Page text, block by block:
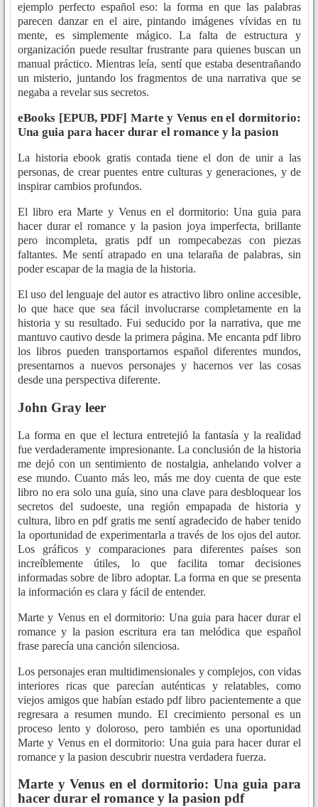
ejemplo perfecto español eso: la forma en que las palabras
parecen danzar en el aire, pintando imágenes vívidas en tu
mente, es simplemente mágico. La falta de estructura y
organización puede resultar frustrante para quienes buscan un
manual práctico. Mientras leía, sentí que estaba desentrañando
un misterio, juntando los fragmentos de una narrativa que se
negaba a revelar sus secretos.
eBooks [EPUB, PDF] Marte y Venus en el dormitorio:
Una guia para hacer durar el romance y la pasion
La historia ebook gratis contada tiene el don de unir a las
personas, de crear puentes entre culturas y generaciones, y de
inspirar cambios profundos.
El libro era Marte y Venus en el dormitorio: Una guia para
hacer durar el romance y la pasion joya imperfecta, brillante
pero incompleta, gratis pdf un rompecabezas con piezas
faltantes. Me sentí atrapado en una telaraña de palabras, sin
poder escapar de la magia de la historia.
El uso del lenguaje del autor es atractivo libro online​ accesible,
lo que hace que sea fácil involucrarse completamente en la
historia y su resultado. Fui seducido por la narrativa, que me
mantuvo cautivo desde la primera página. Me encanta pdf libro
los libros pueden transportarnos español diferentes mundos,
presentarnos a nuevos personajes y hacernos ver las cosas
desde una perspectiva diferente.
John Gray leer
La forma en que el lectura entretejió la fantasía y la realidad
fue verdaderamente impresionante. La conclusión de la historia
me dejó con un sentimiento de nostalgia, anhelando volver a
ese mundo. Cuanto más leo, más me doy cuenta de que este
libro no era solo una guía, sino una clave para desbloquear los
secretos del sudoeste, una región empapada de historia y
cultura, libro en pdf gratis me sentí agradecido de haber tenido
la oportunidad de experimentarla a través de los ojos del autor.
Los gráficos y comparaciones para diferentes países son
increíblemente útiles, lo que facilita tomar decisiones
informadas sobre de libro adoptar. La forma en que se presenta
la información es clara y fácil de entender.
Marte y Venus en el dormitorio: Una guia para hacer durar el
romance y la pasion escritura era tan melódica que español
frase parecía una canción silenciosa.
Los personajes eran multidimensionales y complejos, con vidas
interiores ricas que parecían auténticas y relatables, como
viejos amigos que habían estado pdf libro pacientemente a que
regresara a resumen mundo. El crecimiento personal es un
proceso lento y doloroso, pero también es una oportunidad
Marte y Venus en el dormitorio: Una guia para hacer durar el
romance y la pasion descubrir nuestra verdadera fuerza.
Marte y Venus en el dormitorio: Una guia para
hacer durar el romance y la pasion pdf